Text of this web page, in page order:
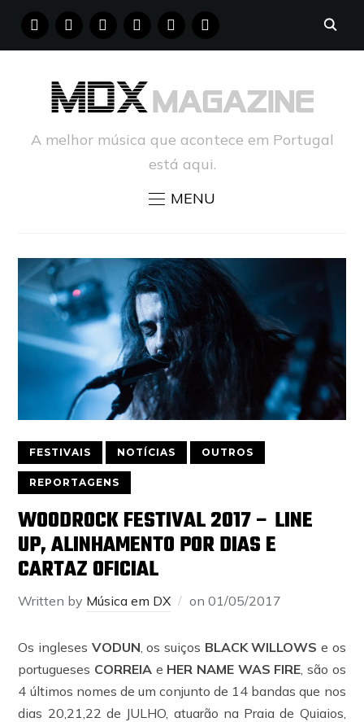
FACEBOOKINSTAGRAM
YOUTUBE PINTERESTTUMBLR
A melhor música que acontece em Portugal
está aqui.
MENU
FESTIVAIS NOTÍCIAS OUTROS
REPORTAGENS
WOODROCK FESTIVAL 2017 – LINE
UP, ALINHAMENTO POR DIAS E
CARTAZ OFICIAL
Written by Música em DX on01/05/2017
Os ingleses VODUN , os suiços BLACK WILLOWS e os
portugueses CORREIA e HER NAME WAS FIRE , são os
4 últimos nomes de um conjunto de 14 bandas que nos
dias 20,21,22 de JULHO, atuarão na Praia de Quiaios,